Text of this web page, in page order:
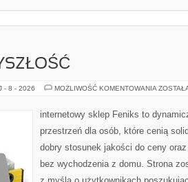
- 8 - 2026 MOŻLIWOŚĆ KOMENTOWANIA TRENDY
internetowy sklep Feniks to
przestrzeń dla osób, które cenią
dobry stosunek jakości do ceny
bez wychodzenia z domu. Strona